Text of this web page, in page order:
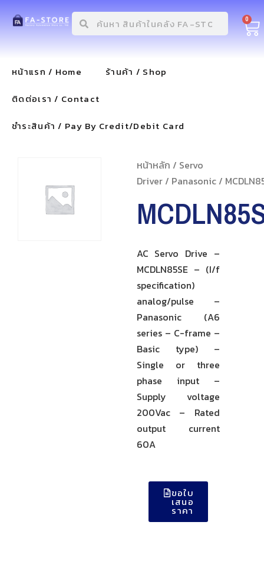
0
หน้าแรก / Home
ร้านค้า / Shop
ติดต่อเรา / Contact
ชำระสินค้า / Pay By Credit/Debit Card
หน้าหลัก / Servo
Driver/ Panasonic/
AC Servo Drive –
MCDLN85SE – (I/f
specification)
analog/pulse –
Panasonic (A6
series – C-frame –
Basic type) –
Single or three
phase input –
Supply voltage
200Vac – Rated
output current
60A
ขอใบ
เสนอ
ราคา